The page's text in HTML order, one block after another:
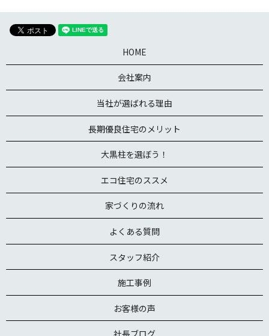
HOME
会社案内
当社が選ばれる理由
長期優良住宅のメリット
大黒柱を選ぼう！
エコ住宅のススメ
家づくりの流れ
よくある質問
スタッフ紹介
施工事例
お客様の声